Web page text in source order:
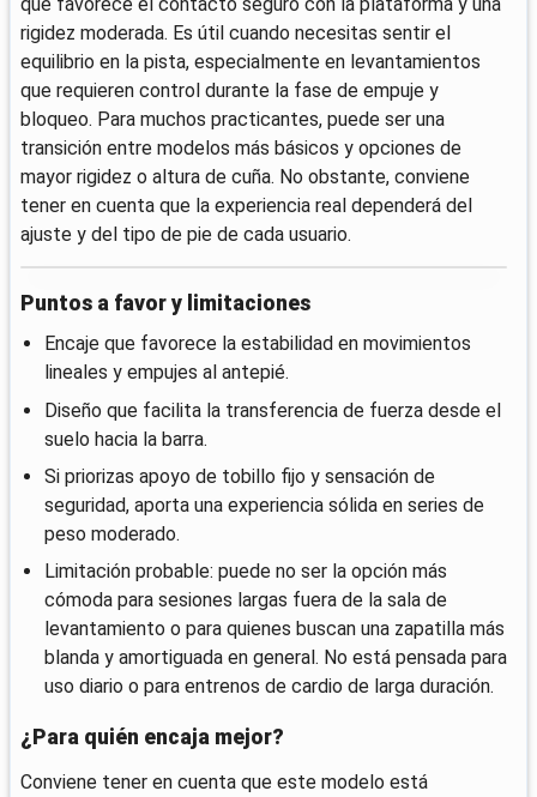
rigidez moderada. Es útil cuando necesitas sentir el
equilibrio en la pista, especialmente en levantamientos
que requieren control durante la fase de empuje y
bloqueo. Para muchos practicantes, puede ser una
transición entre modelos más básicos y opciones de
mayor rigidez o altura de cuña. No obstante, conviene
tener en cuenta que la experiencia real dependerá del
ajuste y del tipo de pie de cada usuario.
Puntos a favor y limitaciones
Encaje que favorece la estabilidad en movimientos
lineales y empujes al antepié.
Diseño que facilita la transferencia de fuerza desde el
suelo hacia la barra.
Si priorizas apoyo de tobillo fijo y sensación de
seguridad, aporta una experiencia sólida en series de
peso moderado.
Limitación probable: puede no ser la opción más
cómoda para sesiones largas fuera de la sala de
levantamiento o para quienes buscan una zapatilla más
blanda y amortiguada en general. No está pensada para
uso diario o para entrenos de cardio de larga duración.
¿Para quién encaja mejor?
Conviene tener en cuenta que este modelo está